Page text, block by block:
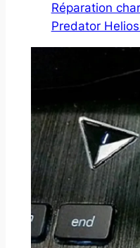
Réparation
Predator